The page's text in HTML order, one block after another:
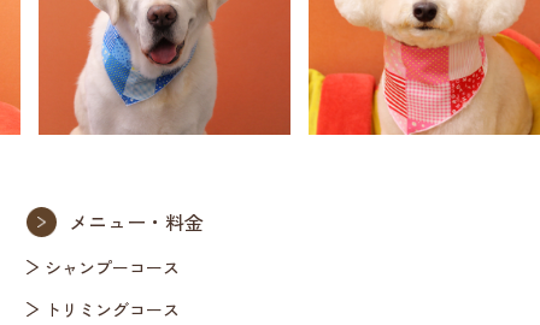
メニュー・料金
シャンプーコース
トリミングコース